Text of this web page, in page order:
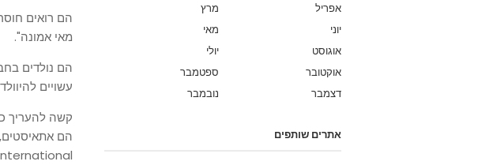
הם רואים
מאי אמונה".
הם נולדים
עשויים
מרץ
אפריל
מאי
יוני
יולי
אוגוסט
ספטמבר
אוקטובר
נובמבר
דצמבר
אתרים שותפים